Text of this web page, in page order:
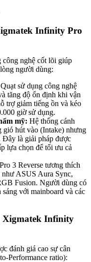
Infinity Pro
công nghệ cốt lõi giúp
người dùng:
Quạt sử dụng công nghệ
tăng độ ổn định khi vận
trợ giảm tiếng ồn và kéo
giờ sử dụng.
mỹ: Hệ thống cánh
gió hút vào (Intake) nhưng
là giải pháp được
lựa chọn để tối ưu cả
3 Reverse tương thích
ASUS Aura Sync,
Fusion. Người dùng có
với mainboard và các
Xigmatek Infinity
đánh giá cao sự cân
Performance ratio):